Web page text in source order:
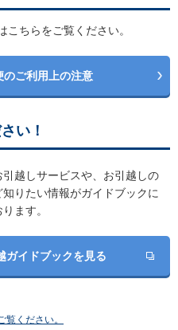
ちらをご覧ください。
のご利用上の注意
い！
引越しサービスや、お引越しの
りたい情報がガイドブックに
ます。
ガイドブックを見る
ください。